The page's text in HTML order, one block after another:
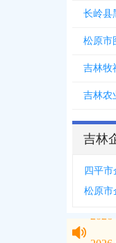
长岭县
松原市
吉林牧
吉林农
吉林
四平
松原市